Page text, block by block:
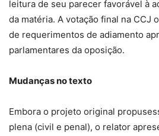
leitura de seu parecer favorável à
da matéria. A votação final na CCJ
de requerimentos de adiamento
parlamentares da oposição.
Mudanças no texto
Embora o projeto original
plena (civil e penal), o relator